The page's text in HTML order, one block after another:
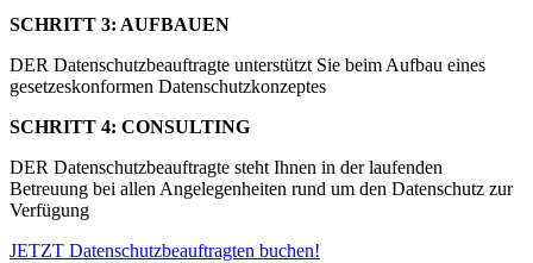
SCHRITT 3: AUFBAUEN
DER Datenschutzbeauftragte unterstützt Sie beim Aufbau eines
gesetzeskonformen Datenschutzkonzeptes
SCHRITT 4: CONSULTING
DER Datenschutzbeauftragte steht Ihnen in der laufenden
Betreuung bei allen Angelegenheiten rund um den Datenschutz zur
Verfügung
JETZT Datenschutzbeauftragten buchen!